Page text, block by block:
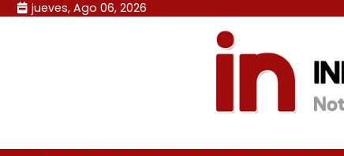
Skip jueves, Ago 06, 2026